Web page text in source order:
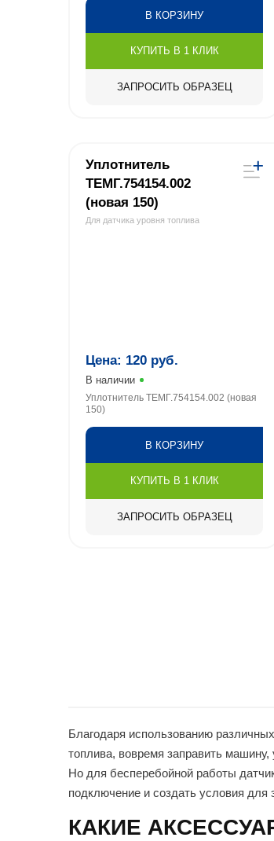
В КОРЗИНУ
КУПИТЬ В 1 КЛИК
ЗАПРОСИТЬ ОБРАЗЕЦ
Уплотнитель
ТЕМГ.754154.002
(новая 150)
Для датчика уровня топлива
Цена: 120 руб.
В наличии
Уплотнитель ТЕМГ.754154.002 (новая
150)
В КОРЗИНУ
КУПИТЬ В 1 КЛИК
ЗАПРОСИТЬ ОБРАЗЕЦ
Благодаря использованию
топлива, вовремя заправить
Но для бесперебойной работы
подключение и создать условия для
КАКИЕ